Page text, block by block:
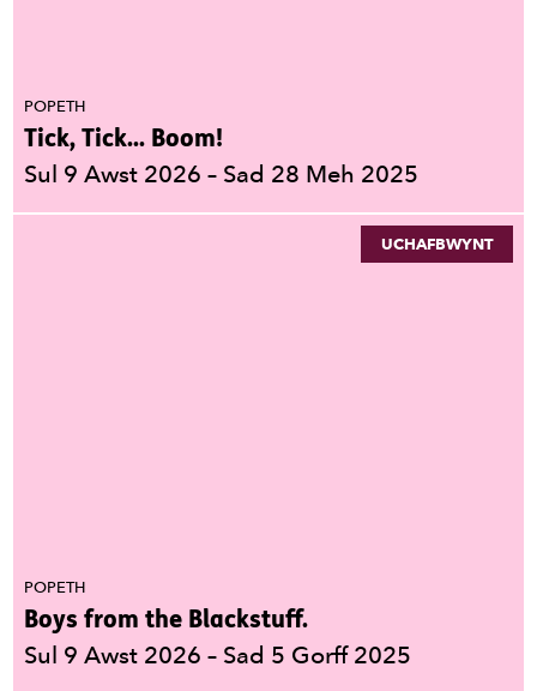
Tick, Tick... Boom!
POPETH
Sul 9 Awst 2026 – Sad 28 Meh 2025
Boys from the Blackstuff.
POPETH
UCHAFBWYNT
Sul 9 Awst 2026 – Sad 5 Gorff 2025